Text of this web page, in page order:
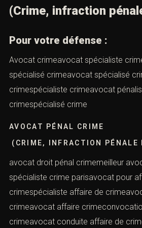
(Crime, infraction
Pour votre défense :
Avocat crimeavocat spécialiste
spécialisé crimeavocat spécialisé
crimespécialiste crimeavocat
crimespécialisé crime
AVOCAT PÉNAL CRIME
(CRIME, INFRACTION PÉNALE
avocat droit pénal crimemeilleur
spécialiste crime parisavocat pour
crimespécialiste affaire de
crimeavocat affaire
crimeavocat conduite affaire de